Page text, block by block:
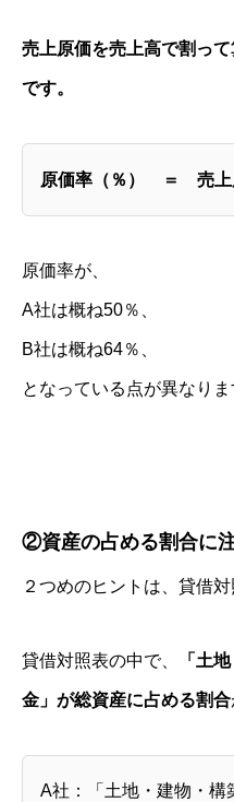
売上原価を売上高で割っ
です。
原価率（％） ＝ 売
原価率が、
A社は概ね50％、
B社は概ね64％、
となっている点が異なりま
②資産の占める割合に
２つめのヒントは、貸借
貸借対照表の中で、 「土
金」が総資産に占める割合
A社：「土地・建物・構